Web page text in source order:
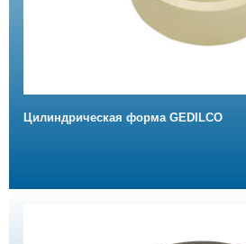
Цилиндрическая форма GEDILCO